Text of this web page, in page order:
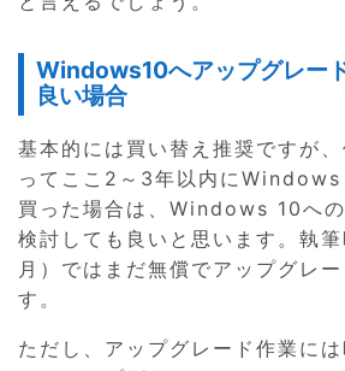
Windows10へアップグレー
良い場合
基本的には買い替え推奨ですが
ってここ2～3年以内にWindows
買った場合は、Windows 10へ
検討しても良いと思います。執
月）ではまだ無償でアップグレ
す。
ただし、アップグレード作業に